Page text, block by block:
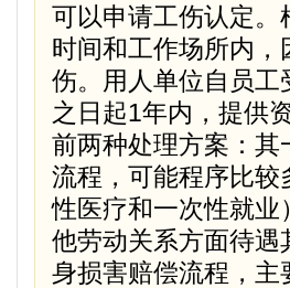
可以申请工伤认定
时间和工作场所内
伤。用人单位自员
之日起1年内，提供
前两种处理方案：
流程，可能程序比
性医疗和一次性就
他劳动关系方面待
身损害赔偿流程，